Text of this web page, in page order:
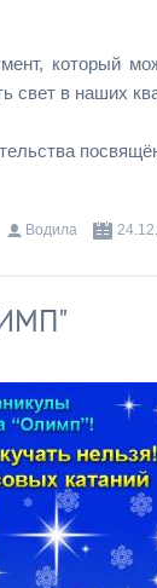
который
свет в наших
Водила